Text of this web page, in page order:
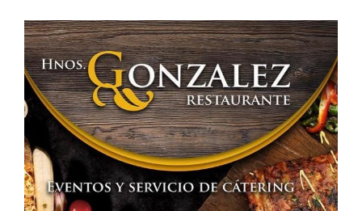
SON
LOS
LLAMADOS
Y
POCOS
LOS
ELEGIDOS
«»